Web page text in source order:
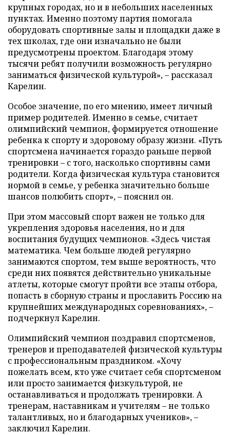
крупных городах, но и в небольших населенных
пунктах. Именно поэтому партия помогала
оборудовать спортивные залы и площадки даже в
тех школах, где они изначально не были
предусмотрены проектом. Благодаря этому
тысячи ребят получили возможность регулярно
заниматься физической культурой», – рассказал
Карелин.
Особое значение, по его мнению, имеет личный
пример родителей. Именно в семье, считает
олимпийский чемпион, формируется отношение
ребенка к спорту и здоровому образу жизни. «Путь
спортсмена начинается гораздо раньше первой
тренировки – с того, насколько спортивны сами
родители. Когда физическая культура становится
нормой в семье, у ребенка значительно больше
шансов полюбить спорт», – пояснил он.
При этом массовый спорт важен не только для
укрепления здоровья населения, но и для
воспитания будущих чемпионов. «Здесь чистая
математика. Чем больше людей регулярно
занимаются спортом, тем выше вероятность, что
среди них появятся действительно уникальные
атлеты, которые смогут пройти все этапы отбора,
попасть в сборную страны и прославить Россию на
крупнейших международных соревнованиях», –
подчеркнул Карелин.
Олимпийский чемпион поздравил спортсменов,
тренеров и преподавателей физической культуры
с профессиональным праздником. «Хочу
пожелать всем, кто уже считает себя спортсменом
или просто занимается физкультурой, не
останавливаться и продолжать тренировки. А
тренерам, наставникам и учителям – не только
талантливых, но и благодарных учеников», –
заключил Карелин.